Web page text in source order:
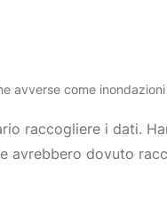
avverse come
raccogliere i dati.
avrebbero dovuto